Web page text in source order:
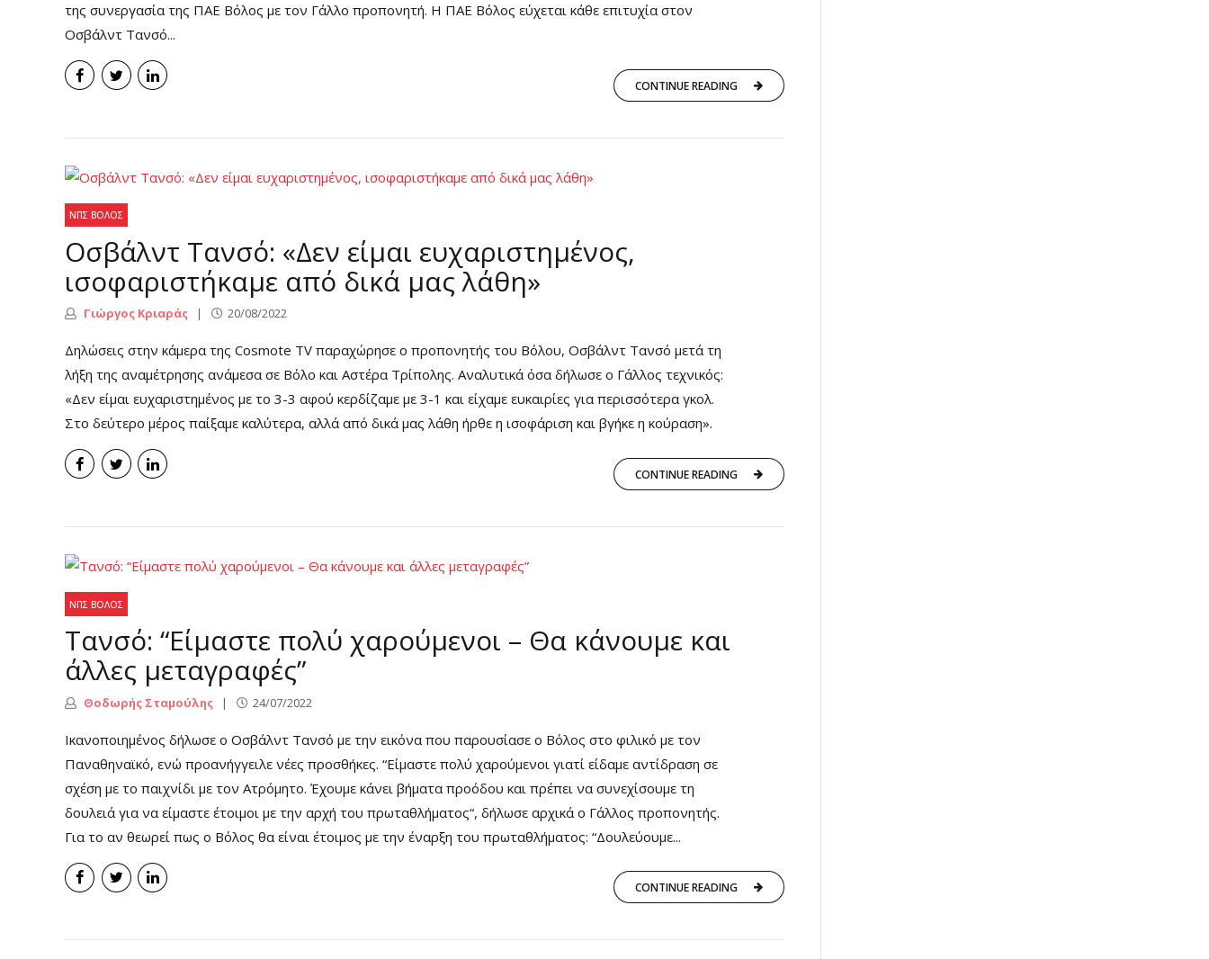
της συνεργασία της ΠΑΕ Βόλος με τον Γάλλο προπονητή. Η ΠΑΕ Βόλος εύχεται κάθε επιτυχία στον
Οσβάλντ Τανσό...
CONTINUE READING
ΝΠΣ ΒΌΛΟΣ
Οσβάλντ Τανσό: «Δεν είμαι ευχαριστημένος,
ισοφαριστήκαμε από δικά μας λάθη»
Γιώργος Κριαράς 20/08/2022
Δηλώσεις στην κάμερα της Cosmote TV παραχώρησε ο προπονητής του Βόλου, Οσβάλντ Τανσό μετά τη
λήξη της αναμέτρησης ανάμεσα σε Βόλο και Αστέρα Τρίπολης. Αναλυτικά όσα δήλωσε ο Γάλλος τεχνικός:
«Δεν είμαι ευχαριστημένος με το 3-3 αφού κερδίζαμε με 3-1 και είχαμε ευκαιρίες για περισσότερα γκολ.
Στο δεύτερο μέρος παίξαμε καλύτερα, αλλά από δικά μας λάθη ήρθε η ισοφάριση και βγήκε η κούραση».
CONTINUE READING
ΝΠΣ ΒΌΛΟΣ
Τανσό: “Είμαστε πολύ χαρούμενοι – Θα κάνουμε και
άλλες μεταγραφές”
Θοδωρής Σταμούλης 24/07/2022
Ικανοποιημένος δήλωσε ο Οσβάλντ Τανσό με την εικόνα που παρουσίασε ο Βόλος στο φιλικό με τον
Παναθηναϊκό, ενώ προανήγγειλε νέες προσθήκες. “Είμαστε πολύ χαρούμενοι γιατί είδαμε αντίδραση σε
σχέση με το παιχνίδι με τον Ατρόμητο. Έχουμε κάνει βήματα προόδου και πρέπει να συνεχίσουμε τη
δουλειά για να είμαστε έτοιμοι με την αρχή του πρωταθλήματος“, δήλωσε αρχικά ο Γάλλος προπονητής.
Για το αν θεωρεί πως ο Βόλος θα είναι έτοιμος με την έναρξη του πρωταθλήματος: “Δουλεύουμε...
CONTINUE READING